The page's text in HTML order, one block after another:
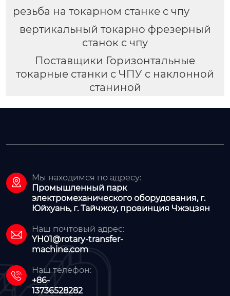
резьба на токарном станке с чпу
вертикальный токарно фрезерный
станок с чпу
Поставщики Горизонтальные
токарные станки с ЧПУ с наклонной
станиной

Мы находимся по адресу:
Промышленный парк
электромеханического оборудования, г.
Юйхуань, г. Тайчжоу, провинция Чжэцзян

Наш почтовый адрес:
YH01@rotary-transfer-
machine.com

Наш телефон:
+86-
13736528282